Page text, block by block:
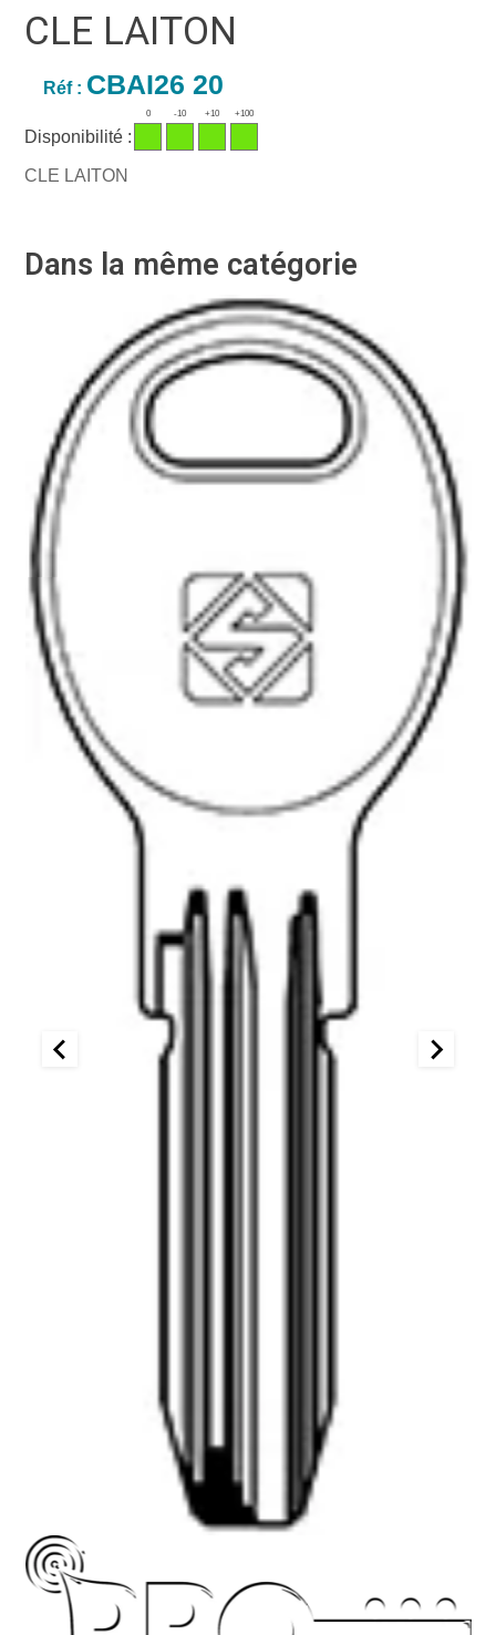
CLE LAITON
Réf : CBAI26 20
Disponibilité :
0 -10 +10 +100
CLE LAITON
Dans la même catégorie